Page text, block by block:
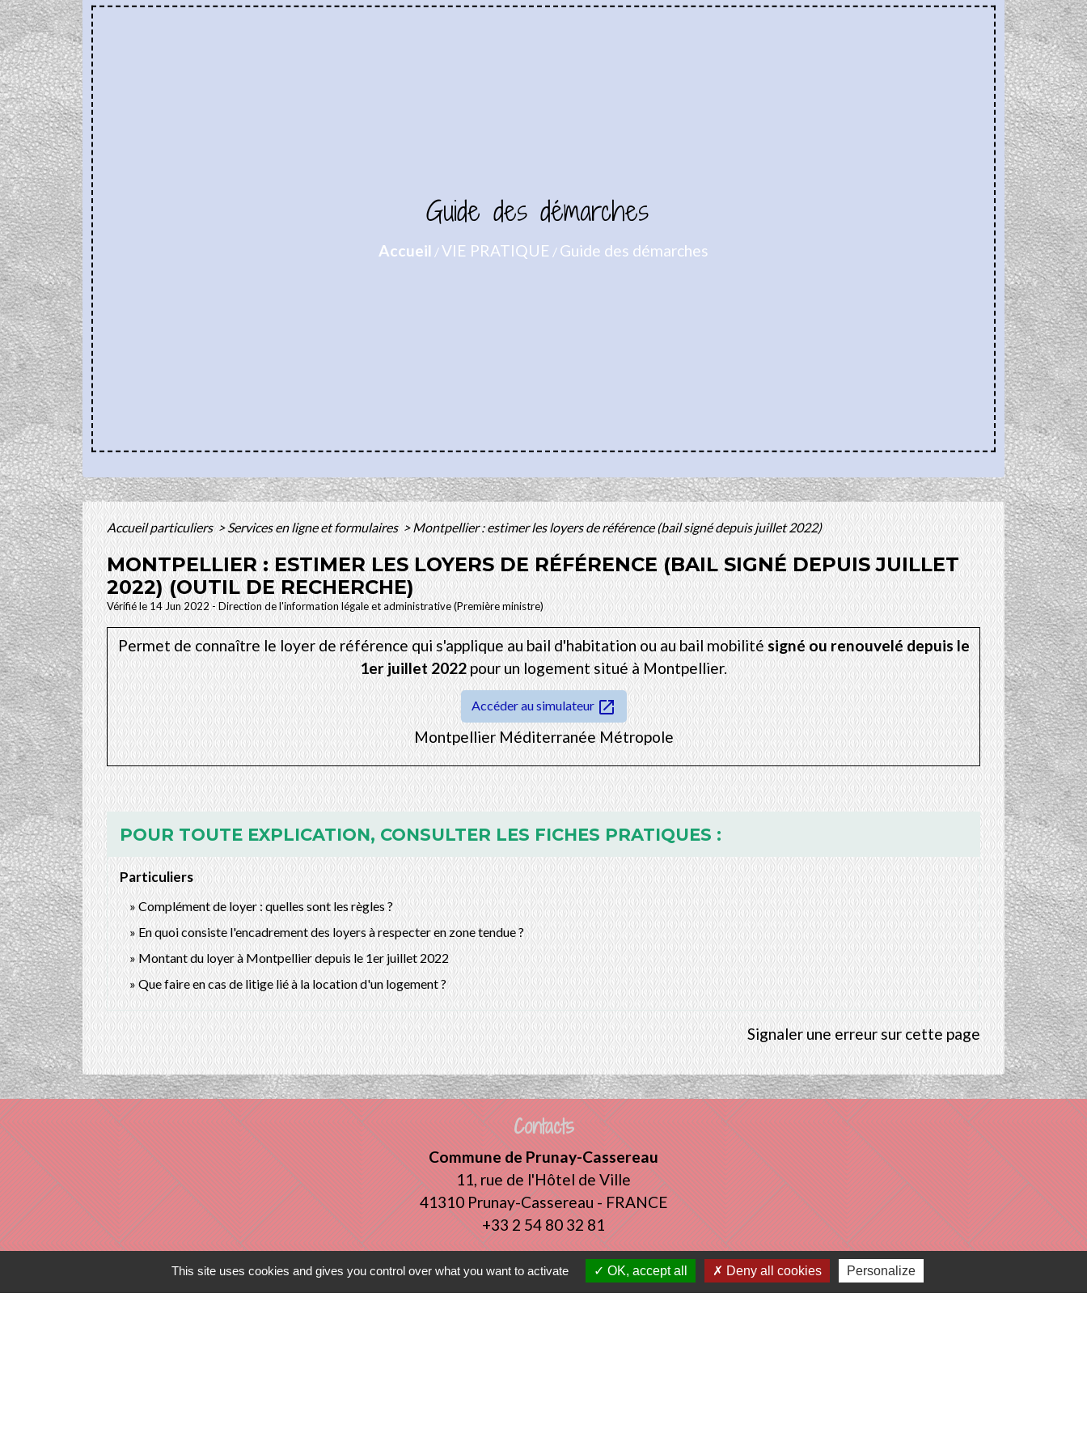
Guide des démarches
Accueil /VIE PRATIQUE / Guide des démarches
Accueil particuliers> Services en ligne et formulaires > Montpellier : estimer les loyers de référence (bail signé depuis juillet 2022)
MONTPELLIER : ESTIMER LES LOYERS DE RÉFÉRENCE (BAIL SIGNÉ DEPUIS JUILLET
2022) (OUTIL DE RECHERCHE)
Vérifié le 14 Jun 2022 - Direction de l'information légale et administrative (Première ministre)
Permet de connaître le loyer de référence qui s'applique au bail d'habitation ou au bail mobilitésigné ou renouvelé depuis le
1erjuillet 2022pour un logement situé à Montpellier.
Accéder au simulateur open_in_new
Montpellier Méditerranée Métropole
POUR TOUTE EXPLICATION, CONSULTER LES FICHES PRATIQUES :
Particuliers
Complément de loyer : quelles sont les règles ?
En quoi consiste l'encadrement des loyers à respecter en zone tendue ?
Montant du loyer à Montpellier depuis le 1er juillet 2022
Que faire en cas de litige lié à la location d'un logement ?
Signaler une erreur sur cette page
Contacts
Commune de Prunay-Cassereau
11, rue de l'Hôtel de Ville
41310 Prunay-Cassereau - FRANCE
+33 2 54 80 32 81
Liens intercommunalité
This site uses cookies and gives you control over what you want to activate OK, accept all Deny all cookies Personalize